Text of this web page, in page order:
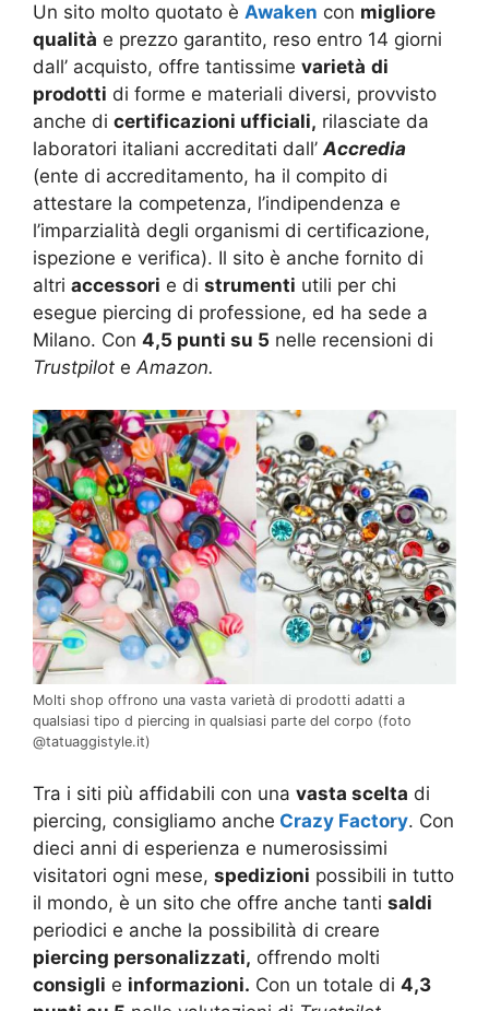
Un sito molto quotato è Awaken con migliore
qualità e prezzo garantito, reso entro 14 giorni
dall’ acquisto, offre tantissime varietà di
prodotti di forme e materiali diversi, provvisto
anche di certificazioni ufficiali, rilasciate da
laboratori italiani accreditati dall’Accredia
(ente di accreditamento, ha il compito di
attestare la competenza, l’indipendenza e
l’imparzialità degli organismi di certificazione,
ispezione e verifica). Il sito è anche fornito di
altri accessori e di strumenti utili per chi
esegue piercing di professione, ed ha sede a
Milano. Con 4,5 punti su 5 nelle recensioni di
Trustpilot eAmazon.
Molti shop offrono una vasta varietà di prodotti adatti a
qualsiasi tipo d piercing in qualsiasi parte del corpo (foto
@tatuaggistyle.it)
Tra i siti più affidabili con una vasta scelta di
piercing, consigliamo anche Crazy Factory. Con
dieci anni di esperienza e numerosissimi
visitatori ogni mese, spedizioni possibili in tutto
il mondo, è un sito che offre anche tanti saldi
periodici e anche la possibilità di creare
piercing personalizzati, offrendo molti
consigli e informazioni. Con un totale di 4,3